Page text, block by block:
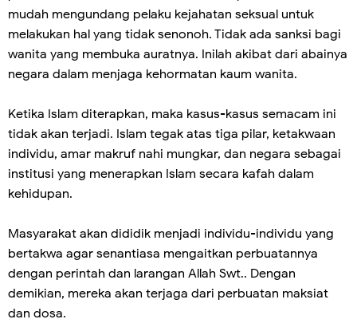
mudah mengundang pelaku kejahatan seksual untuk
melakukan hal yang tidak senonoh. Tidak ada sanksi bagi
wanita yang membuka auratnya. Inilah akibat dari abainya
negara dalam menjaga kehormatan kaum wanita.
Ketika Islam diterapkan, maka kasus-kasus semacam ini
tidak akan terjadi. Islam tegak atas tiga pilar, ketakwaan
individu, amar makruf nahi mungkar, dan negara sebagai
institusi yang menerapkan Islam secara kafah dalam
kehidupan.
Masyarakat akan dididik menjadi individu-individu yang
bertakwa agar senantiasa mengaitkan perbuatannya
dengan perintah dan larangan Allah Swt.. Dengan
demikian, mereka akan terjaga dari perbuatan maksiat
dan dosa.